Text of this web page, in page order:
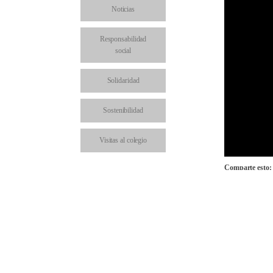
Noticias
Responsabilidad
social
Solidaridad
Sostenibilidad
Visitas al colegio
Comparte esto: